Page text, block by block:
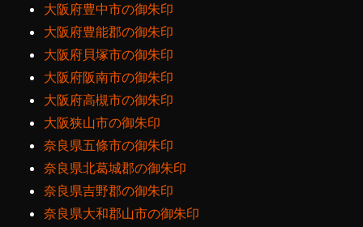
大阪府豊中市の御朱印
大阪府豊能郡の御朱印
大阪府貝塚市の御朱印
大阪府阪南市の御朱印
大阪府高槻市の御朱印
大阪狭山市の御朱印
奈良県五條市の御朱印
奈良県北葛城郡の御朱印
奈良県吉野郡の御朱印
奈良県大和郡山市の御朱印